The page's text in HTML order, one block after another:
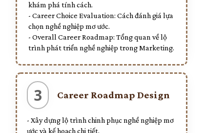
khám phá tính cách.
- Career Choice Evaluation: Cách đánh giá lựa
chọn nghề nghiệp mơ ước.
- Overall Career Roadmap: Tổng quan về lộ
trình phát triển nghề nghiệp trong Marketing.
Career Roadmap Design
- Xây dựng lộ trình chinh phục nghề nghiệp mơ
ước và kế hoạch chi tiết.
3